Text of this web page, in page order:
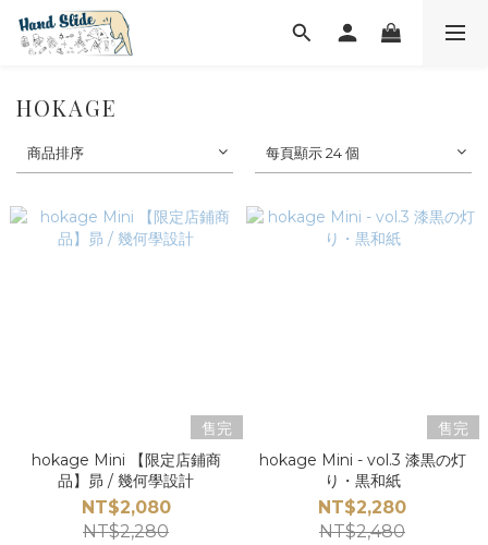
HOKAGE
商品排序 每頁顯示 24 個
售完
hokage Mini 【限定店鋪商
品】昴 / 幾何學設計
NT$2,080
NT$2,280
售完
hokage Mini - vol.3 漆黒の灯
り・黒和紙
NT$2,280
NT$2,480